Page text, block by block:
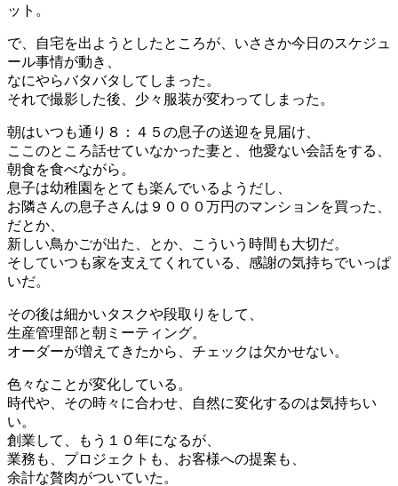
ット。
で、自宅を出ようとしたところが、いささか今日のスケジュ
ール事情が動き、
なにやらバタバタしてしまった。
それで撮影した後、少々服装が変わってしまった。
朝はいつも通り８：４５の息子の送迎を見届け、
ここのところ話せていなかった妻と、他愛ない会話をする、
朝食を食べながら。
息子は幼稚園をとても楽んでいるようだし、
お隣さんの息子さんは９０００万円のマンションを買った、
だとか、
新しい鳥かごが出た、とか、こういう時間も大切だ。
そしていつも家を支えてくれている、感謝の気持ちでいっぱ
いだ。
その後は細かいタスクや段取りをして、
生産管理部と朝ミーティング。
オーダーが増えてきたから、チェックは欠かせない。
色々なことが変化している。
時代や、その時々に合わせ、自然に変化するのは気持ちい
い。
創業して、もう１０年になるが、
業務も、プロジェクトも、お客様への提案も、
余計な贅肉がついていた。